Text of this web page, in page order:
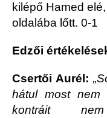
kilépő Hamed
oldalába lőtt. 0-1
Edzői
Csertői Aurél:
hátul most nem
kontráit